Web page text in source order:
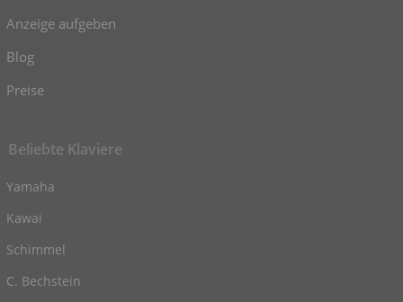
Anzeige aufgeben
Blog
Preise
Beliebte Klaviere
Yamaha
Kawai
Schimmel
C. Bechstein